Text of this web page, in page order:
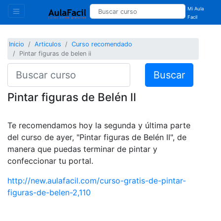
Mi Aula
Facil
Inicio Articulos
Curso recomendado
Pintar figuras de belen ii
Buscar
Pintar figuras de Belén II
Te recomendamos hoy la segunda y última parte
del curso de ayer, "Pintar figuras de Belén II", de
manera que puedas terminar de pintar y
confeccionar tu portal.
http://new.aulafacil.com/curso-gratis-de-pintar-
figuras-de-belen-2,110